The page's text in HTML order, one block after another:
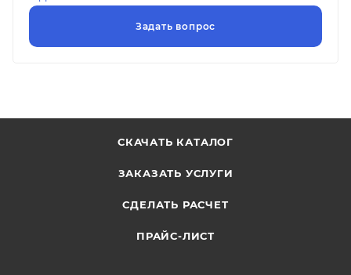
СКАЧАТЬ КАТАЛОГ
ЗАКАЗАТЬ УСЛУГИ
СДЕЛАТЬ РАСЧЕТ
ПРАЙС-ЛИСТ